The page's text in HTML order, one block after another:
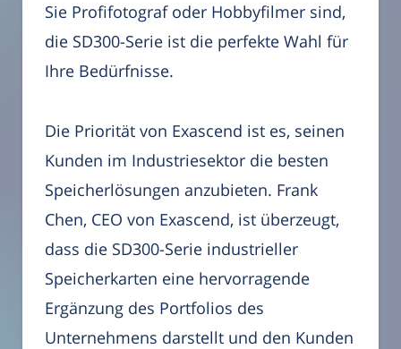
Sie Profifotograf oder Hobbyfilmer sind,
die SD300-Serie ist die perfekte Wahl für
Ihre Bedürfnisse.
Die Priorität von Exascend ist es, seinen
Kunden im Industriesektor die besten
Speicherlösungen anzubieten. Frank
Chen, CEO von Exascend, ist überzeugt,
dass die SD300-Serie industrieller
Speicherkarten eine hervorragende
Ergänzung des Portfolios des
Unternehmens darstellt und den Kunden